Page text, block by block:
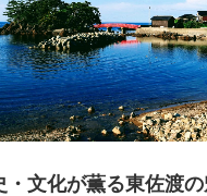
・文化が薫る東佐渡の